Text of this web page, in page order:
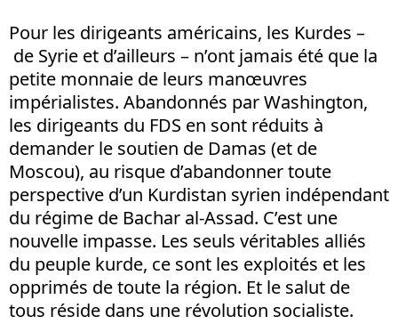
Pour les dirigeants américains, les Kurdes –
de Syrie et d’ailleurs – n’ont jamais été que la
petite monnaie de leurs manœuvres
impérialistes. Abandonnés par Washington,
les dirigeants du FDS en sont réduits à
demander le soutien de Damas (et de
Moscou), au risque d’abandonner toute
perspective d’un Kurdistan syrien indépendant
du régime de Bachar al-Assad. C’est une
nouvelle impasse. Les seuls véritables alliés
du peuple kurde, ce sont les exploités et les
opprimés de toute la région. Et le salut de
tous réside dans une révolution socialiste.